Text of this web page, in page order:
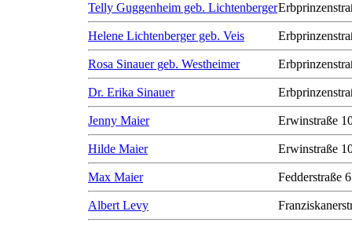
Telly Guggenheim geb. Lichtenberger
Helene Lichtenberger geb. Veis
Rosa Sinauer geb. Westheimer
Dr. Erika Sinauer
Jenny Maier Erwinstraße
Hilde Maier Erwinstraße
Max Maier Fedderstraße 6
Albert Levy